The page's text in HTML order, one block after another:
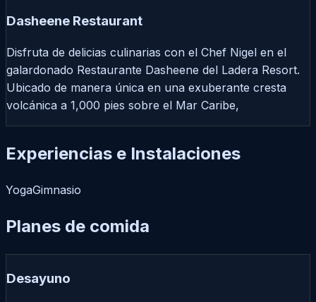
Dasheene Restaurant
Disfruta de delicias culinarias con el Chef Nigel en el
galardonado Restaurante Dasheene del Ladera Resort.
Ubicado de manera única en una exuberante cresta
volcánica a 1,000 pies sobre el Mar Caribe,
Experiencias e Instalaciones
YogaGimnasio
Planes de comida
Desayuno